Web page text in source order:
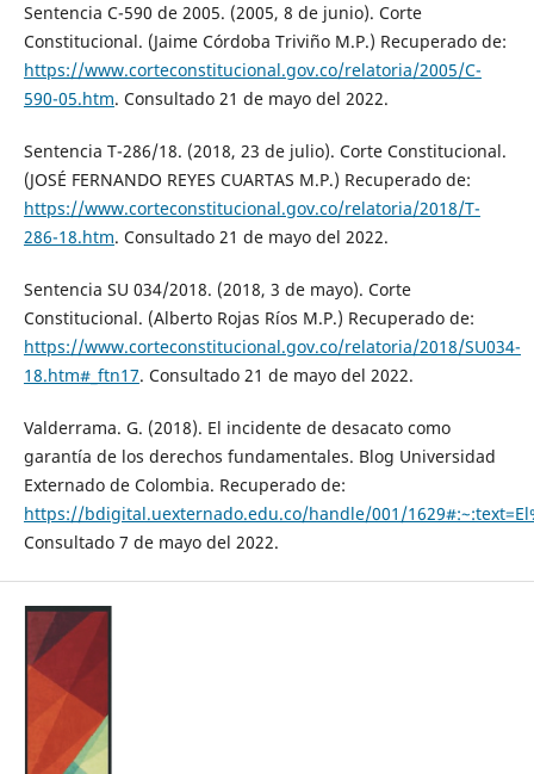
Sentencia C-590 de 2005. (2005, 8 de junio). Corte
Constitucional. (Jaime Córdoba Triviño M.P.) Recuperado de:
https://www.corteconstitucional.gov.co/relatoria/2005/C-
590-05.htm. Consultado 21 de mayo del 2022.
Sentencia T-286/18. (2018, 23 de julio). Corte Constitucional.
(JOSÉ FERNANDO REYES CUARTAS M.P.) Recuperado de:
https://www.corteconstitucional.gov.co/relatoria/2018/T-
286-18.htm. Consultado 21 de mayo del 2022.
Sentencia SU 034/2018. (2018, 3 de mayo). Corte
Constitucional. (Alberto Rojas Ríos M.P.) Recuperado de:
https://www.corteconstitucional.gov.co/relatoria/2018/SU034-
18.htm#_ftn17. Consultado 21 de mayo del 2022.
Valderrama. G. (2018). El incidente de desacato como
garantía de los derechos fundamentales. Blog Universidad
Externado de Colombia. Recuperado de:
https://bdigital.uexternado.edu.co/handle/001/
Consultado 7 de mayo del 2022.